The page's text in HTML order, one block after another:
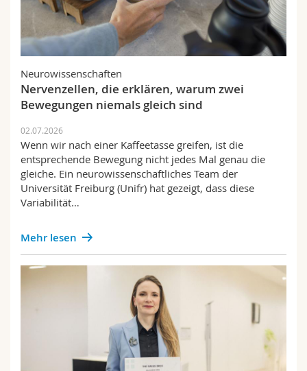
Neurowissenschaften
Nervenzellen, die erklären, warum zwei
Bewegungen niemals gleich sind
02.07.2026
Wenn wir nach einer Kaffeetasse greifen, ist die
entsprechende Bewegung nicht jedes Mal genau die
gleiche. Ein neurowissenschaftliches Team der
Universität Freiburg (Unifr) hat gezeigt, dass diese
Variabilität…
Mehr lesen